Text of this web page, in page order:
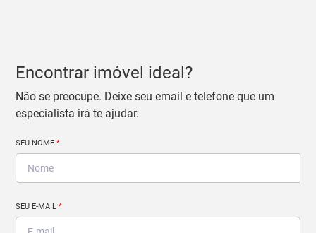
Encontrar imóvel ideal?
Não se preocupe. Deixe seu email e telefone que um
especialista irá te ajudar.
SEU NOME*
SEU E-MAIL*